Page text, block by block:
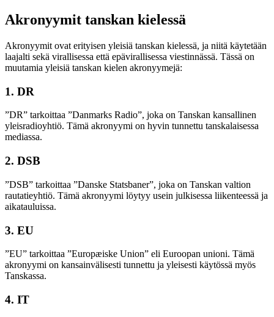
Akronyymit tanskan kielessä
Akronyymit ovat erityisen yleisiä tanskan kielessä, ja niitä käytetään
laajalti sekä virallisessa että epävirallisessa viestinnässä. Tässä on
muutamia yleisiä tanskan kielen akronyymejä:
1. DR
”DR” tarkoittaa ”Danmarks Radio”, joka on Tanskan kansallinen
yleisradioyhtiö. Tämä akronyymi on hyvin tunnettu tanskalaisessa
mediassa.
2. DSB
”DSB” tarkoittaa ”Danske Statsbaner”, joka on Tanskan valtion
rautatieyhtiö. Tämä akronyymi löytyy usein julkisessa liikenteessä ja
aikatauluissa.
3. EU
”EU” tarkoittaa ”Europæiske Union” eli Euroopan unioni. Tämä
akronyymi on kansainvälisesti tunnettu ja yleisesti käytössä myös
Tanskassa.
4. IT